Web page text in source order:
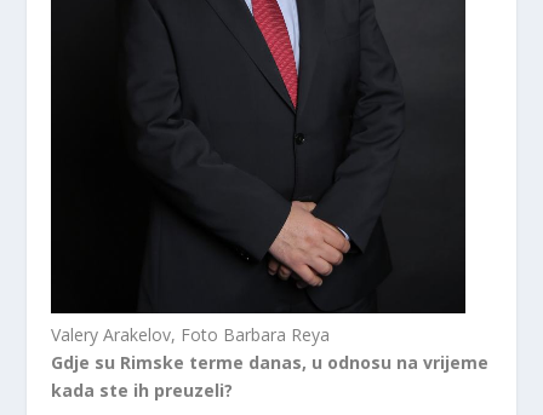
Valery Arakelov, Foto Barbara Reya
Gdje su Rimske terme danas, u odnosu na vrijeme
kada ste ih preuzeli?